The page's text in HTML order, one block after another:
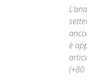
è
(+80